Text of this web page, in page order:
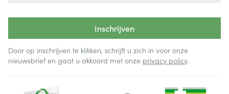
Inschrijven
Door op inschrijven te klikken, schrijft u zich in voor onze
nieuwsbrief en gaat u akkoord met onze privacy policy.